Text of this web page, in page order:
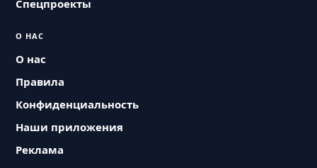
Спецпроекты
О НАС
О нас
Правила
Конфиденциальность
Наши приложения
Реклама